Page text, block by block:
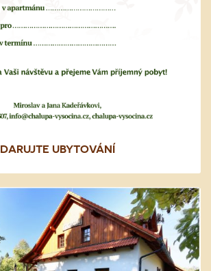
DARUJTE UBYTOVÁNÍ